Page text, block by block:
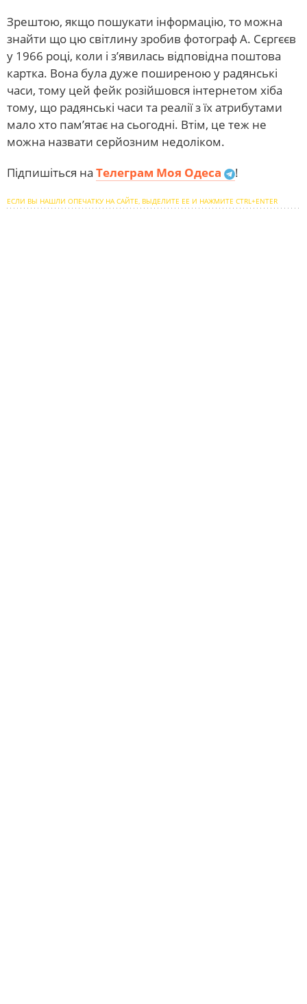
Зрештою, якщо пошукати інформацію, то можна
знайти що цю світлину зробив фотограф А. Сєргєєв
у 1966 році, коли і з’явилась відповідна поштова
картка. Вона була дуже поширеною у радянські
часи, тому цей фейк розійшовся інтернетом хіба
тому, що радянські часи та реалії з їх атрибутами
мало хто пам’ятає на сьогодні. Втім, це теж не
можна назвати серйозним недоліком.
Підпишіться на Телеграм Моя Одеса !
ЕСЛИ ВЫ НАШЛИ ОПЕЧАТКУ НА САЙТЕ, ВЫДЕЛИТЕ ЕЕ И НАЖМИТЕ CTRL+ENTER